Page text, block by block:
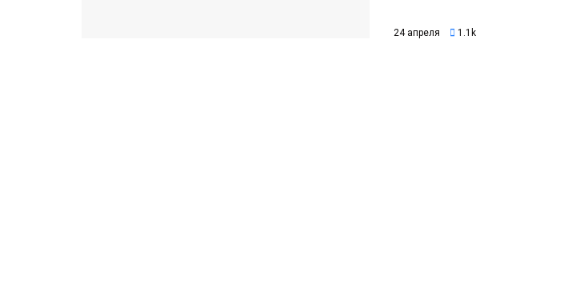
24 апреля 1.1k